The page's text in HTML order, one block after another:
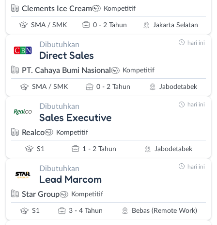
Clements Ice Cream Kompetitif
SMA / SMK 0 - 2 Tahun Jakarta Selatan
Dibutuhkan
Direct Sales
PT. Cahaya Bumi Nasional Kompetitif
SMA / SMK 0 - 2 Tahun Jabodetabek
hari ini
Dibutuhkan
Sales Executive
Realco Kompetitif
S1 1 - 2 Tahun Jabodetabek
hari ini
Dibutuhkan
Lead Marcom
Star Group Kompetitif
S1 3 - 4 Tahun Bebas (Remote Work)
hari ini